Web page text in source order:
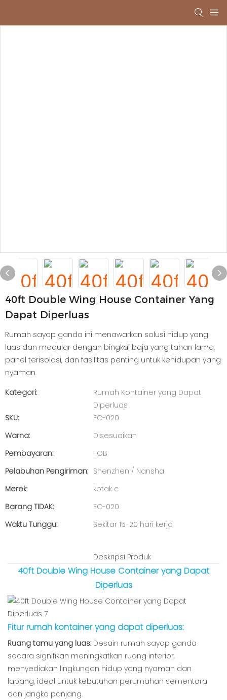
40ft Double Wing House Container Yang
Dapat Diperluas
Rumah sayap ganda ini menawarkan solusi hidup yang
luas dan modular dengan bingkai baja yang tahan lama,
panel terisolasi, dan fasilitas penting untuk kehidupan yang
nyaman.
Kategori:
Rumah Kontainer yang Dapat
Diperluas
SKU:
EC-020
Warna:
Disesuaikan
Pembayaran:
FOB
Pelabuhan Pengiriman: Shenzhen / Nansha
Merek:
kotak c
Barang TIDAK:
EC-020
Waktu Tunggu:
Sekitar 15-20 hari kerja
Deskripsi Produk
40ft Double Wing House Container yang Dapat
Diperluas
Fitur rumah kontainer yang dapat diperluas:
Ruang tamu yang luas: Desain rumah sayap ganda
secara signifikan meningkatkan ruang interior,
menyediakan lingkungan hidup yang nyaman dan
lapang, ideal untuk kebutuhan perumahan sementara
dan jangka panjang.